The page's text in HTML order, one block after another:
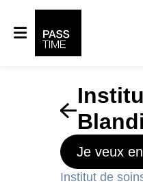
Je veux
Institut de
Panneau de gestion des